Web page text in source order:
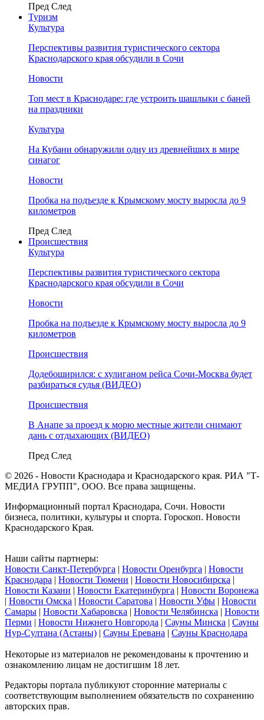
Пред След
Туризм
Культура
Перспективы развития туристического сектора
Краснодарского края обсудили в Сочи
Новости
Топ мест в Краснодаре: где устроить шашлыки с баней
на праздники
Культура
На Кубани обнаружили одну из древнейших в мире
синагог
Новости
Пробка на подъезде к Крымскому мосту выросла до 9
километров
Пред След
Происшествия
Культура
Перспективы развития туристического сектора
Краснодарского края обсудили в Сочи
Новости
Пробка на подъезде к Крымскому мосту выросла до 9
километров
Происшествия
Додебоширился: с хулиганом рейса Сочи-Москва будет
разбираться судья (ВИДЕО)
Происшествия
В Анапе за проезд к морю местные жители снимают
дань с отдыхающих (ВИДЕО)
Пред След
© 2026 - Новости Краснодара и Краснодарского края. РИА "Т-
МЕДИА ГРУПП", ООО. Все права защищены.
Информационный портал Краснодара, Сочи. Новости
бизнеса, политики, культуры и спорта. Гороскоп. Новости
Краснодарского Края.
Наши сайты партнеры:
Новости Санкт-Петербурга | Новости Оренбурга | Новости
Краснодара | Новости Тюмени | Новости Новосибирска |
Новости Казани | Новости Екатеринбурга | Новости Воронежа
| Новости Омска | Новости Саратова | Новости Уфы | Новости
Самары | Новости Хабаровска | Новости Челябинска | Новости
Перми | Новости Нижнего Новгорода | Сауны Минска | Сауны
Нур-Султана (Астаны) | Сауны Еревана | Сауны Краснодара
Некоторые из материалов не рекомендованы к прочтению и
ознакомлению лицам не достигшим 18 лет.
Редакторы портала публикуют сторонние материалы с
соответствующим выполнением обязательств по сохранению
авторских прав.